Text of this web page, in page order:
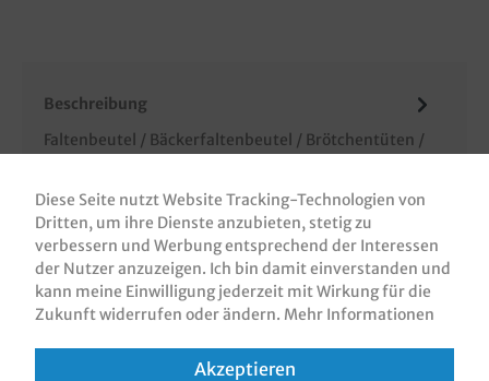
Beschreibung
Faltenbeutel / Bäckerfaltenbeutel / Brötchentüten /
Bewertungen
Informationen zur Produktsicherheit
Diese Seite nutzt Website Tracking-Technologien von
Dritten, um ihre Dienste anzubieten, stetig zu
verbessern und Werbung entsprechend der Interessen
der Nutzer anzuzeigen. Ich bin damit einverstanden und
kann meine Einwilligung jederzeit mit Wirkung für die
Zukunft widerrufen oder ändern. Mehr Informationen
Akzeptieren